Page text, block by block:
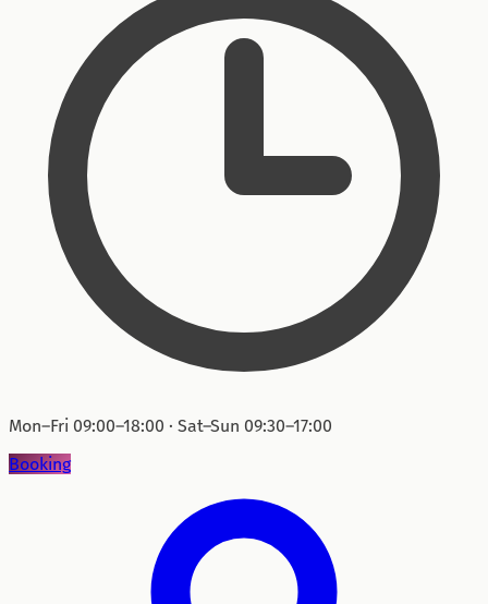
Mon–Fri 09:00–18:00 · Sat–Sun 09:30–17:00
Booking